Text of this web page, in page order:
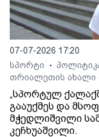
07-07-2026 17:20
სპორტი
•
თრიალეთის ახალი
„სპორტულ
გააუქმეს და
მჭედლიშვილი
კეჩხუაშვილი.